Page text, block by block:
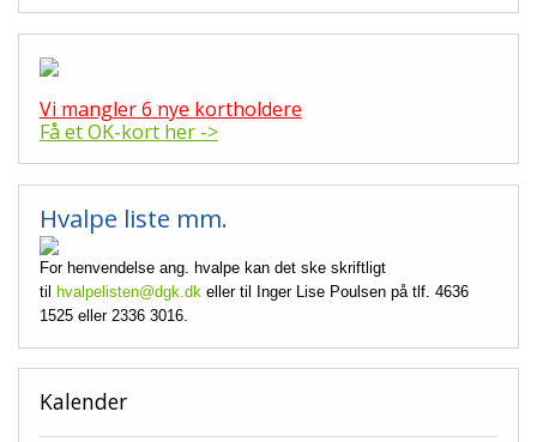
Vi mangler 6 nye kortholdere
Få et OK-kort her ->
Hvalpe liste mm.
For henvendelse ang. hvalpe kan det ske skriftligt
til
hvalpelisten@dgk.dk eller til Inger Lise Poulsen på tlf. 4636
1525 eller 2336 3016.
Kalender